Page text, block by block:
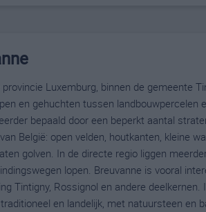
Luxemburg, binnen de gemeente
en gehuchten tussen landbouwpercelen
bepaald door een beperkt aantal
België: open velden, houtkanten, kleine
golven. In de directe regio liggen
lopen. Breuvanne is vooral
Tintigny, Rossignol en andere deelkernen.
en landelijk, met natuursteen en